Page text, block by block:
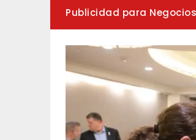
Publicidad para Negocios